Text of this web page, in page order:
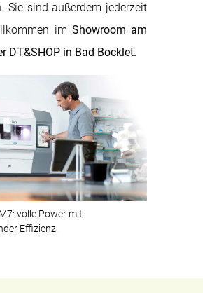
Sie sind außerdem jederzeit
im Showroom am
DT&SHOP in Bad Bocklet.
volle Power mit
Effizienz.